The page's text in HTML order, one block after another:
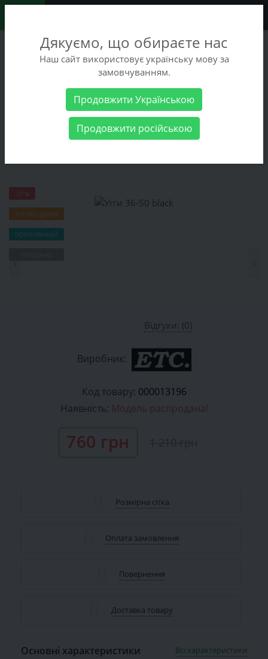
+38 (068) 486-90-09
+38 (093) 486-90-09
Жіночі товари Жіноче взуття Напівчоботи
-37%
ХІТ ПРОДАЖІВ
ПОПУЛЯРНИЙ
Відгуки: (0)
Виробник:
Код товару: 000013196
Наявність: Модель распродана!
760 грн
Розмірна сітка
Оплата замовлення
Повернення
Доставка товару
Основні характеристики
Всі характеристики
Дякуємо, що обираєте нас
Наш сайт використовує українську мову за
замовчуванням.
Продовжити Українською
Продовжити російською